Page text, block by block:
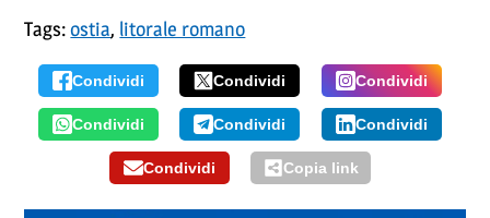
Tags:ostia, litorale romano
Condividi Condividi Condividi
Condividi Condividi Condividi
Condividi Copia link